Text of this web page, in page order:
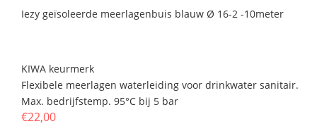
Iezy geïsoleerde meerlagenbuis blauw Ø 16-2 -10meter
KIWA keurmerk
Flexibele meerlagen waterleiding voor drinkwater sanitair.
Max. bedrijfstemp. 95°C bij 5 bar
€22,00